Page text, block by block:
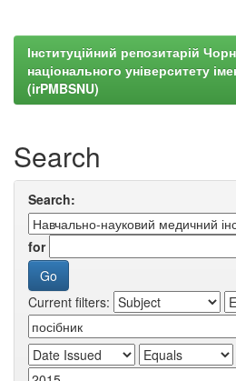
Інституційний репозитарій
національного університету
(irPMBSNU)
Search
Search:
for
Current filters: